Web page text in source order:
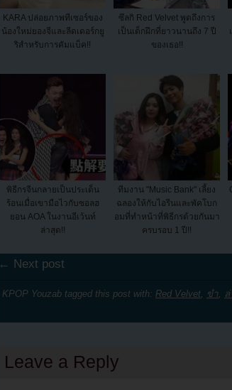
KARA ปล่อยภาพทีเซอร์ของ
น้องใหม่ยองจีและลีดเดอร์กยู
ริสำหรับการคัมแบ็ค!!
ซึลกิ Red Velvet พูดถึงการ
เป็นเด็กฝึกที่ยาวนานถึง 7 ปี
ของเธอ!!
พิธีกรจีนกลายเป็นประเด็น
ร้อนเมื่อเขามือไวกับซอลฮ
ยอน AOA ในงานอีเว้นท์
ล่าสุด!!
ทีมงาน "Music Bank" เลี้ยง
ฉลองให้กับไอรีนและพัคโบก
อมที่ทำหน้าที่พิธีกรด้วยกันมา
ครบรอบ 1 ปี!!
← Next post
KPOP Youzab tagged this post with: Red Velvet, ขำ,
Leave a Reply